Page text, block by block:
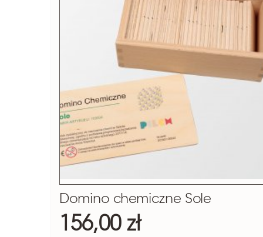
Domino chemiczne Sole
156,00 zł